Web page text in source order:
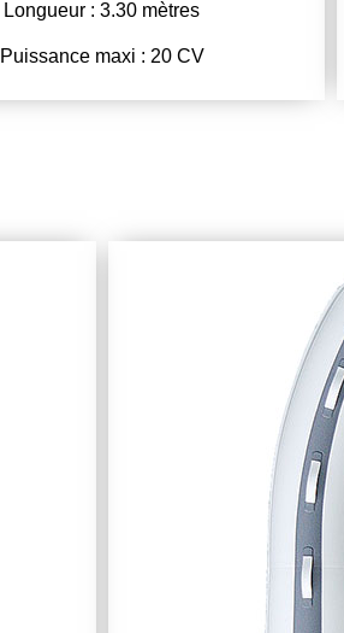
Longueur : 3.30 mètres
Puissance maxi : 20 CV